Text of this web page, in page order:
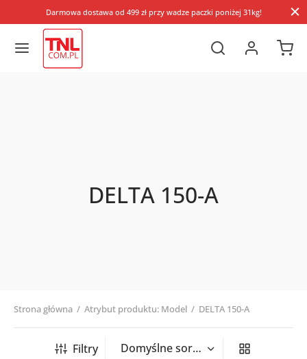
Darmowa dostawa od 499 zł przy wadze paczki poniżej 31kg!
DELTA 150-A
Strona główna / Atrybut produktu: Model / DELTA 150-A
Filtry